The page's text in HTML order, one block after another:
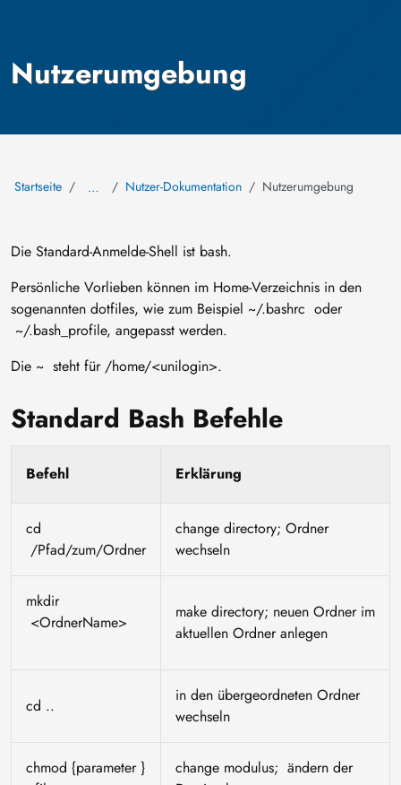
Nutzerumgebung
Startseite … Nutzer-Dokumentation Nutzerumgebung
Die Standard-Anmelde-Shell ist bash.
Persönliche Vorlieben können im Home-Verzeichnis in den
sogenannten dotfiles, wie zum Beispiel ~/.bashrc oder
~/.bash_profile, angepasst werden.
Die ~ steht für /home/<unilogin>.
Standard Bash Befehle
Befehl Erklärung
cd
/Pfad/zum/Ordner
change directory; Ordner
wechseln
mkdir
<OrdnerName>
make directory; neuen Ordner im
aktuellen Ordner anlegen
cd ..
in den übergeordneten Ordner
wechseln
chmod {parameter }
change modulus; ändern der